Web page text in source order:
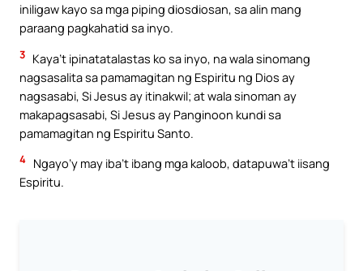
iniligaw kayo sa mga piping diosdiosan, sa alin mang
paraang pagkahatid sa inyo.
3 Kaya’t ipinatatalastas ko sa inyo, na wala sinomang
nagsasalita sa pamamagitan ng Espiritu ng Dios ay
nagsasabi, Si Jesus ay itinakwil; at wala sinoman ay
makapagsasabi, Si Jesus ay Panginoon kundi sa
pamamagitan ng Espiritu Santo.
4 Ngayo’y may iba’t ibang mga kaloob, datapuwa’t iisang
Espiritu.